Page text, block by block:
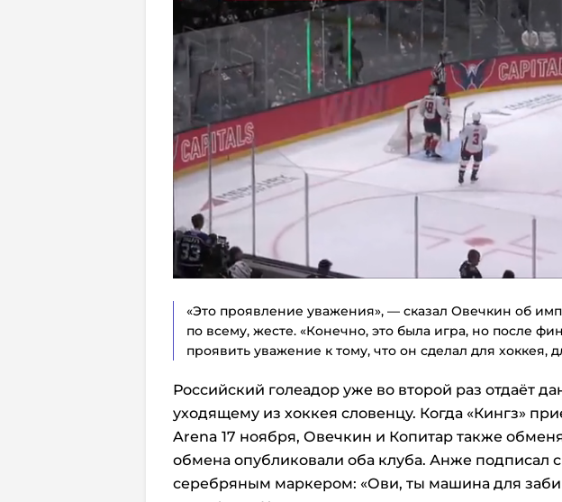
«Это проявление уважения», — сказал Овечкин об
по всему, жесте. «Конечно, это была игра, но после
проявить уважение к тому, что он сделал для хоккея,
Российский голеадор уже во второй раз отдаёт
уходящему из хоккея словенцу. Когда «Кингз»
Arena 17 ноября, Овечкин и Копитар также
обмена опубликовали оба клуба. Анже подписал
серебряным маркером: «Ови, ты машина для